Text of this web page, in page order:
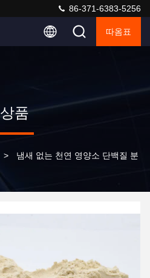
86-371-6383-5256
따옴표
상품
> 냄새 없는 천연 영양소 단백질 분